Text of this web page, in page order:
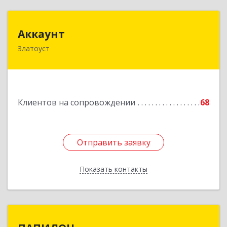
Аккаунт
Златоуст
Клиентов на сопровождении 68
Отправить заявку
Показать контакты
456200, Челябинская обл, Златоуст г, 40-летия
Отправить заявку
Назад